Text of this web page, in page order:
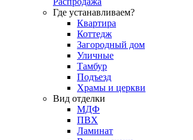
Где устанавливаем?
Квартира
Коттедж
Загородный дом
Уличные
Тамбур
Подъезд
Храмы и церкви
Вид отделки
МДФ
ПВХ
Ламинат